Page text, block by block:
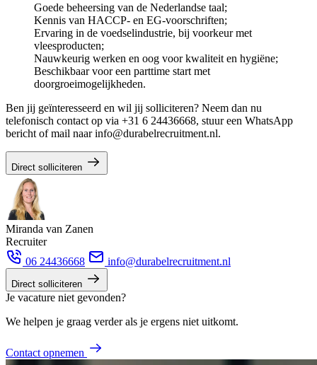
Goede beheersing van de Nederlandse taal;
Kennis van HACCP- en EG-voorschriften;
Ervaring in de voedselindustrie, bij voorkeur met
vleesproducten;
Nauwkeurig werken en oog voor kwaliteit en hygiëne;
Beschikbaar voor een parttime start met
doorgroeimogelijkheden.
Ben jij geïnteresseerd en wil jij solliciteren? Neem dan nu
telefonisch contact op via +31 6 24436668, stuur een WhatsApp
bericht of mail naar info@durabelrecruitment.nl.
Direct solliciteren
Miranda van Zanen
Recruiter
06 24436668
info@durabelrecruitment.nl
Direct solliciteren
Je vacature niet gevonden?
We helpen je graag verder als je ergens niet uitkomt.
Contact opnemen